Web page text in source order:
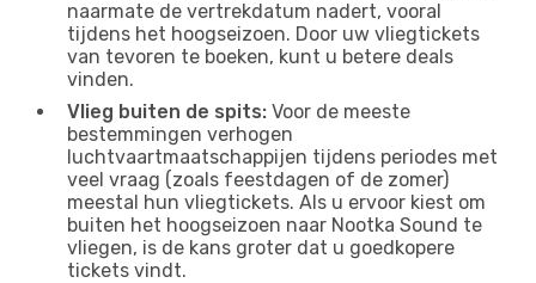
naarmate de vertrekdatum nadert, vooral
tijdens het hoogseizoen. Door uw vliegtickets
van tevoren te boeken, kunt u betere deals
vinden.
Vlieg buiten de spits: Voor de meeste
bestemmingen verhogen
luchtvaartmaatschappijen tijdens periodes met
veel vraag (zoals feestdagen of de zomer)
meestal hun vliegtickets. Als u ervoor kiest om
buiten het hoogseizoen naar Nootka Sound te
vliegen, is de kans groter dat u goedkopere
tickets vindt.